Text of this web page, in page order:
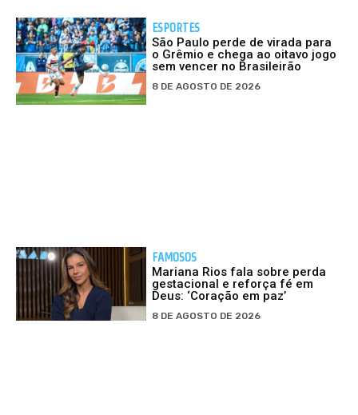
ESPORTES
São Paulo perde de virada para
o Grêmio e chega ao oitavo jogo
sem vencer no Brasileirão
8 DE AGOSTO DE 2026
FAMOSOS
Mariana Rios fala sobre perda
gestacional e reforça fé em
Deus: ‘Coração em paz’
8 DE AGOSTO DE 2026